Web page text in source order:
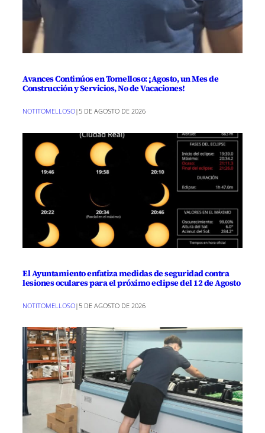
Avances Continúos en Tomelloso: ¡Agosto, un Mes de
Construcción y Servicios, No de Vacaciones!
NOTITOMELLOSO| 5 DE AGOSTO DE 2026
El Ayuntamiento enfatiza medidas de seguridad contra
lesiones oculares para el próximo eclipse del 12 de Agosto
NOTITOMELLOSO| 5 DE AGOSTO DE 2026